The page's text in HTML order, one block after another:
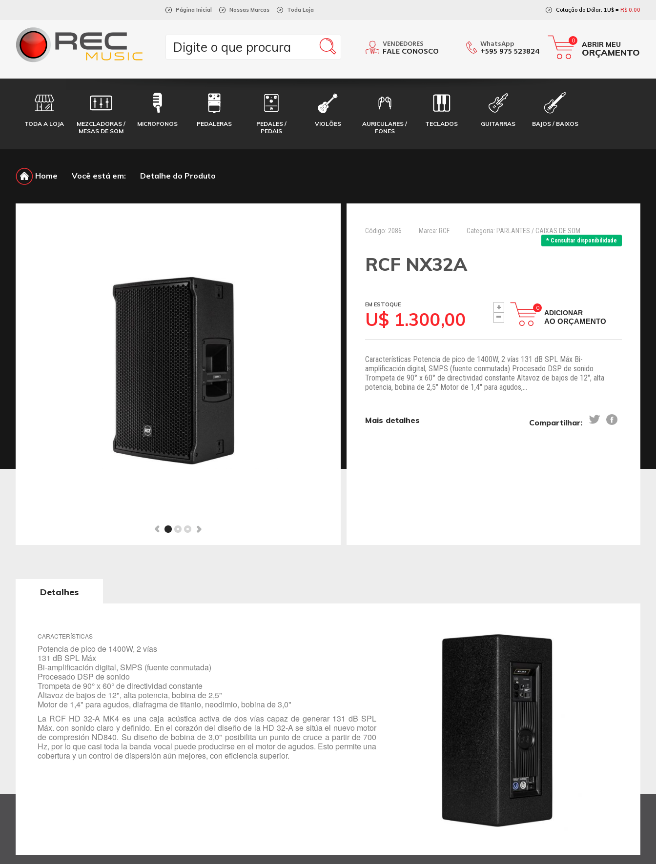
> Página Inicial > Nossas Marcas > Toda Loja > Cotação do Dólar: 1U$ = R$ 0.00
VENDEDORES
FALE CONOSCO
WhatsApp
+595 975 523824
0 ABRIR MEU
ORÇAMENTO
TODA A LOJA
MEZCLADORAS /
MESAS DE SOM
MICROFONOS PEDALERAS
PEDALES /
PEDAIS
VIOLÕES
AURICULARES /
FONES
TECLADOS GUITARRAS BAJOS / BAIXOS
Home Você está em: Detalhe do Produto
Código: 2086 Marca: RCF Categoria: PARLANTES / CAIXAS DE SOM
* Consultar disponibilidade
RCF NX32A
EM ESTOQUE
U$ 1.300,00
+
- ADICIONAR
AO ORÇAMENTO
Características Potencia de pico de 1400W, 2 vías 131 dB SPL Máx Bi-
amplificación digital, SMPS (fuente conmutada) Procesado DSP de sonido
Trompeta de 90° x 60° de directividad constante Altavoz de bajos de 12", alta
potencia, bobina de 2,5" Motor de 1,4" para agudos,...
Mais detalhes Compartilhar:
Detalhes
CARACTERÍSTICAS
Potencia de pico de 1400W, 2 vías
131 dB SPL Máx
Bi-amplificación digital, SMPS (fuente conmutada)
Procesado DSP de sonido
Trompeta de 90° x 60° de directividad constante
Altavoz de bajos de 12", alta potencia, bobina de 2,5"
Motor de 1,4" para agudos, diafragma de titanio, neodimio, bobina de 3,0"
La RCF HD 32-A MK4 es una caja acústica activa de dos vías capaz de generar 131 dB SPL
Máx. con sonido claro y definido. En el corazón del diseño de la HD 32-A se sitúa el nuevo motor
de compresión ND840. Su diseño de bobina de 3,0" posibilita un punto de cruce a partir de 700
Hz, por lo que casi toda la banda vocal puede producirse en el motor de agudos. Esto permite una
cobertura y un control de dispersión aún mejores, con eficiencia superior.